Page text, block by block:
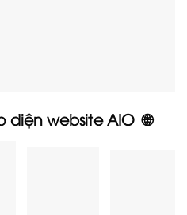
diện website AIO 🌐